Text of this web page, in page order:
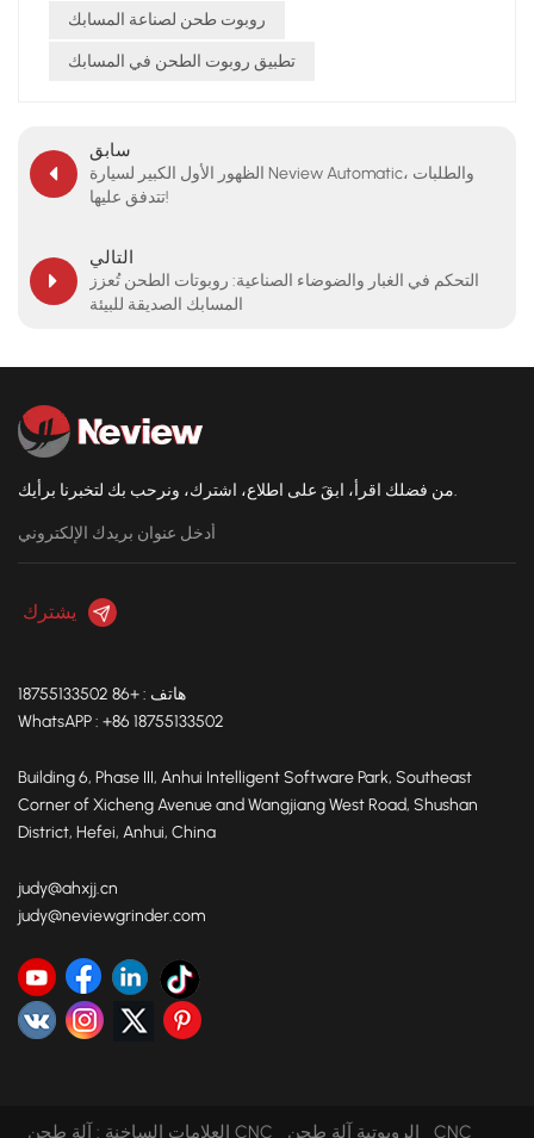
روبوت طحن لصناعة المسابك
تطبيق روبوت الطحن في المسابك
سابق
الظهور الأول الكبير لسيارة Neview Automatic، والطلبات
تتدفق عليها!
التالي
التحكم في الغبار والضوضاء الصناعية: روبوتات الطحن تُعزز
المسابك الصديقة للبيئة
من فضلك اقرأ، ابقَ على اطلاع، اشترك، ونرحب بك لتخبرنا برأيك.
هاتف : +86 18755133502
WhatsAPP : +86 18755133502
Building 6, Phase III, Anhui Intelligent Software Park, Southeast
Corner of Xicheng Avenue and Wangjiang West Road, Shushan
District, Hefei, Anhui, China
judy@ahxjj.cn
judy@neviewgrinder.com
العلامات الساخنة : آلة طحن CNC الروبوتية آلة طحن CNC